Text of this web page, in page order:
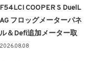
F54LCI COOPER S DuelL
AG フロッグメーターパネ
ル＆Defi追加メーター取
り付け！！
2026.08.08